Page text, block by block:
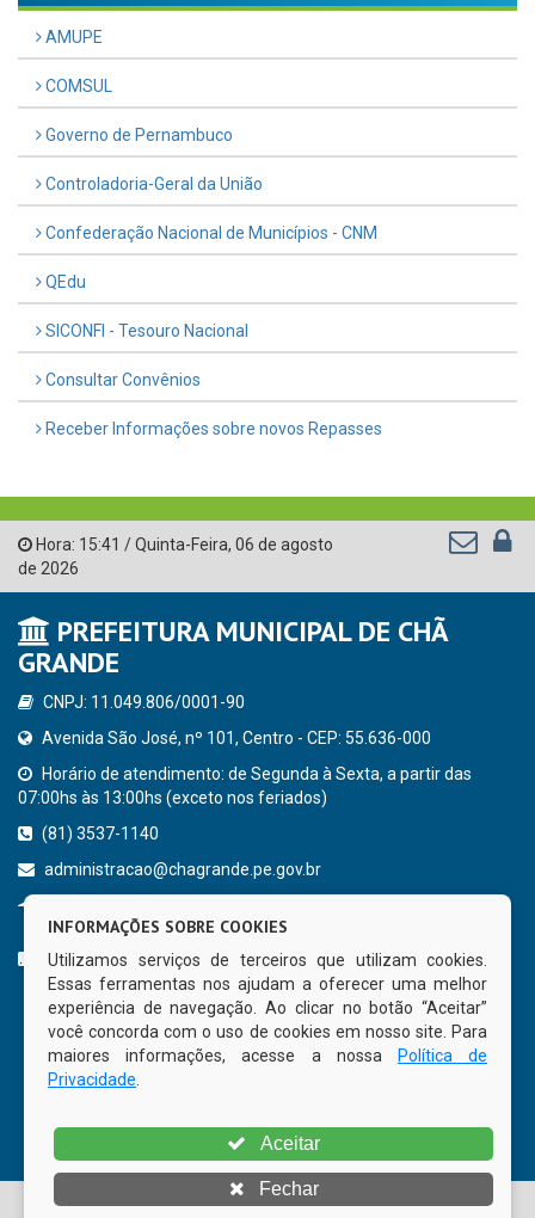
AMUPE
COMSUL
Governo de Pernambuco
Controladoria-Geral da União
Confederação Nacional de Municípios - CNM
QEdu
SICONFI - Tesouro Nacional
Consultar Convênios
Receber Informações sobre novos Repasses
Hora: 15:41 /Quinta-Feira, 06 de agosto
de 2026
PREFEITURA MUNICIPAL DE CHÃ
GRANDE
CNPJ: 11.049.806/0001-90
Avenida São José, nº 101, Centro - CEP: 55.636-000
Horário de atendimento: de Segunda à Sexta, a partir das
07:00hs às 13:00hs (exceto nos feriados)
(81) 3537-1140
administracao@chagrande.pe.gov.br
CURTA NOSSA FAN PAGE
© Copyright 2026 Prefeitura Municipal de Chã Grande | Todos
INFORMAÇÕES SOBRE COOKIES
Utilizamos serviços de terceiros que utilizam cookies.
Essas ferramentas nos ajudam a oferecer uma melhor
experiência de navegação. Ao clicar no botão “Aceitar”
você concorda com o uso de cookies em nosso site. Para
maiores informações, acesse a nossa
Política de
Privacidade
Aceitar
Fechar